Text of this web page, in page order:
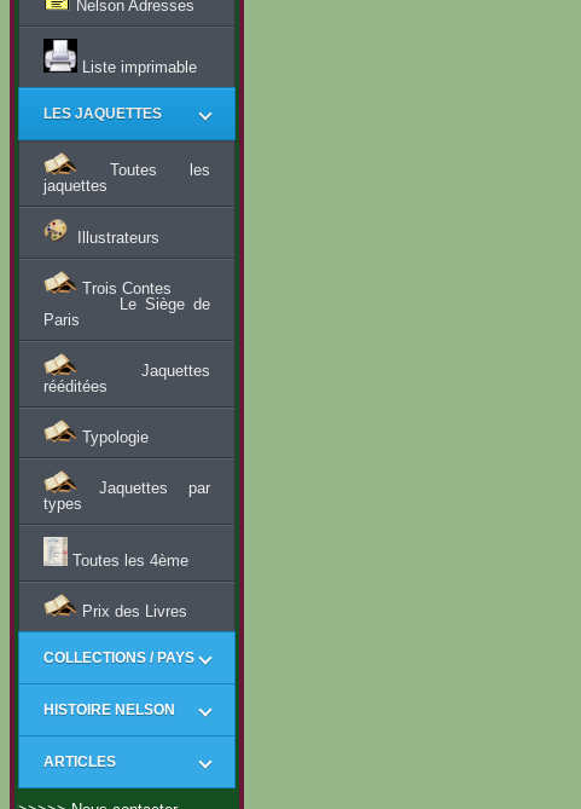
Nelson Adresses
Liste imprimable
LES JAQUETTES
Toutes les
jaquettes
Illustrateurs
Trois Contes
Le Siège de
Paris
Jaquettes
rééditées
Typologie
Jaquettes par
types
Toutes les 4ème
Prix des Livres
COLLECTIONS / PAYS
HISTOIRE NELSON
ARTICLES